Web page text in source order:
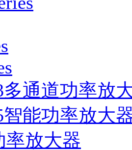
通道功率放
能功率放大
率放大器